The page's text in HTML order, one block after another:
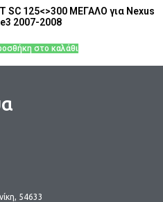
125<>300 ΜΕΓΑΛΟ για Nexus
2007-2008
στο καλάθι
54633